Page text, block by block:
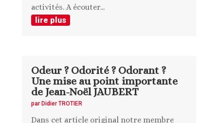
activités. A écouter...
lire plus
Odeur ? Odorité ? Odorant ?
Une mise au point importante
de Jean-Noël JAUBERT
par Didier TROTIER
Dans cet article original notre membre